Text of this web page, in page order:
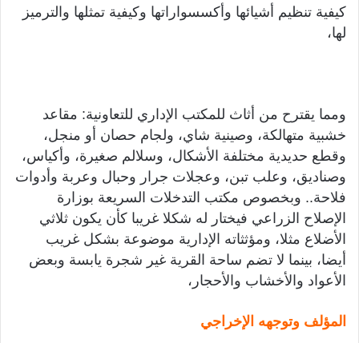
كيفية تنظيم أشيائها وأكسسواراتها وكيفية تمثلها والترميز
لها،
ومما يقترح من أثاث للمكتب الإداري للتعاونية: مقاعد
خشبية متهالكة، وصينية شاي، ولجام حصان أو منجل،
وقطع حديدية مختلفة الأشكال، وسلالم صغيرة، وأكياس،
وصناديق، وعلب تبن، وعجلات جرار وحبال وعربة وأدوات
فلاحة.. وبخصوص مكتب التدخلات السريعة بوزارة
الإصلاح الزراعي فيختار له شكلا غريبا كأن يكون ثلاثي
الأضلاع مثلا، ومؤثثاته الإدارية موضوعة بشكل غريب
أيضا، بينما لا تضم ساحة القرية غير شجرة يابسة وبعض
الأعواد والأخشاب والأحجار،
المؤلف وتوجهه الإخراجي